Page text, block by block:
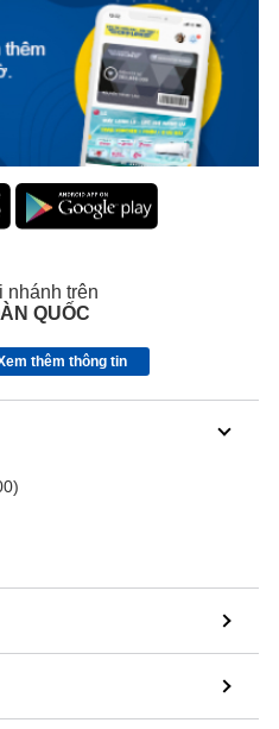
nhánh trên
QUỐC
thêm thông tin